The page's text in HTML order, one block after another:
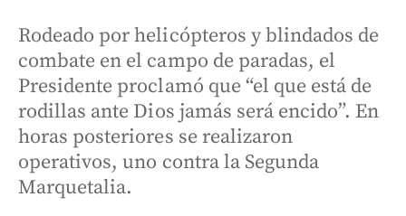
Rodeado por helicópteros y blindados de
combate en el campo de paradas, el
Presidente proclamó que “el que está de
rodillas ante Dios jamás será encido”. En
horas posteriores se realizaron
operativos, uno contra la Segunda
Marquetalia.